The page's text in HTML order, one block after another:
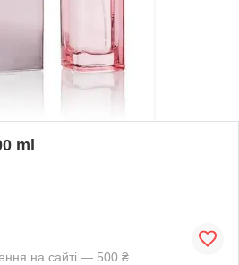
ml
на сайті — 500 ₴